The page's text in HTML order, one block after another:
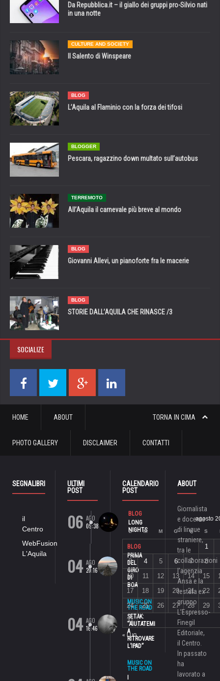
Da Repubblica.it – il giallo dei gruppi pro-Silvio nati
in una notte
CULTURE AND SOCIETY
Il Salento di Winspeare
BLOG
L’Aquila al Flaminio con la forza dei tifosi
BLOGGER
Pescara, ragazzino down multato sull’autobus
TERREMOTO
All’Aquila il carnevale più breve al mondo
BLOG
Giovanni Allevi, un pianoforte fra le macerie
BLOG
STORIE DALL’AQUILA CHE RINASCE /3
SOCIALIZE
TORNA IN CIMA
HOME ABOUT
PHOTO GALLERY DISCLAIMER CONTATTI
SEGNALIBRI
il
Centro
WebFusion
L'Aquila
ULTIMI
POST
06 AGO
09:38
BLOG
LONG
NIGHTS
04 AGO
20:16
BLOG
PRIMA
DEL
GIRO
DI
BOA
04 AGO
16:46
MUSIC ON
THE ROAD
SETAK:
“AIUTATEMI
A
RITROVARE
L’IPAD”
MUSIC ON
THE ROAD
I
CALENDARIO
POST
agosto
L M M G V S
« LUG
1
3
4 5 6 7 8
10
11 12 13 14 15
17
18 19 20 21 22
24
25 26 27 28 29
31
ABOUT
Giornalista
e docente
di lingue
straniere,
tra le
collaborazioni
l’agenzia
Ansa e la
testata ex
gruppo
L’Espresso-
Finegil
Editoriale,
il Centro.
In passato
ha
lavorato a